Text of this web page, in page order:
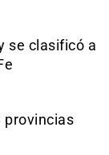
se clasificó a
provincias